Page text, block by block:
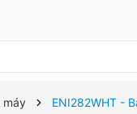
máy
ENI282WHT -